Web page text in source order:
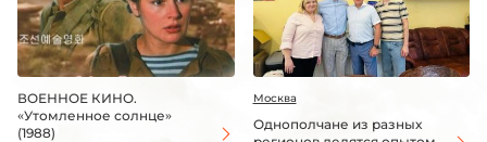
ВОЕННОЕ КИНО.
«Утомленное солнце»
(1988)
Москва
Однополчане из разных